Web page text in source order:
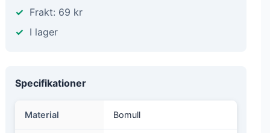
Frakt: 69 kr
I lager
Specifikationer
Material Bomull